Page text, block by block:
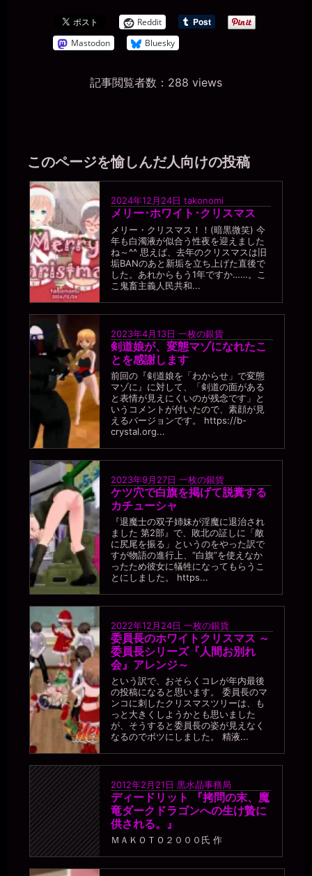
Reddit
Mastodon
Bluesky
記事閲覧者数：288 views
このページを愉しんだ人向けの投稿
2024年12月24日 takonomi
メリー･ホワイト･クリスマス
メリー・クリスマス！！(暗黒微笑) 今
年も白濁液が似合う性夜を迎えました
ね～^^ 思えば、去年のクリスマスは旧
垢BANのあと新垢を立ち上げた直後で
した。あれからもう1年ですか……。こ
こ鬼畜主義人民共和...
2023年4月13日 一枚の銀貨
剣道娘が、変態マゾになれたこ
とを感謝します
前回の『剣道娘を「わからせ」で変態
マゾに』に対して、「剣道の面がある
と表情が見えにくいのが残念です」と
いうコメントが付いたので、素顔が見
えるバージョンです。 https://b-
crystal.org...
2023年9月27日 一枚の銀貨
ケツ穴で白旗を掲げて脱糞する
カチューシャ
『退魔士の双子姉妹が淫魔に退治され
ました 第2部』で、敗北の証しに「敵
に尻尾を振る」というのをやった訳で
すが物語の進行上、“白旗”を使えなか
ったため彼女に犠牲になってもらうこ
とにしました。 https...
2022年12月24日 一枚の銀貨
委員長のホワイトクリスマス ～
委員長シリーズ『人間お別れ
会』アレンジ～
という訳で、おそらくコレが年内最後
の投稿になると思います。 委員長のマ
ンコに刺したクリスマスツリーは、も
っと大きくしようかとも思いました
が、そうすると委員長の姿が見えなく
なるのでボツにしました。 精液...
2012年2月21日 黒水晶事務局
ディードリット 『拷問の末、魔
竜ダークドラゴンへの生け贄に
供される。』
ＭＡＫＯＴＯ２０００氏 作